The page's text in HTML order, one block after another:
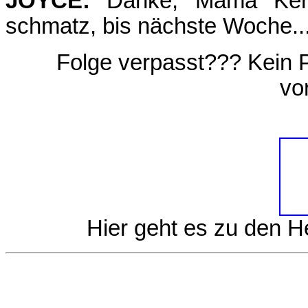
schmatz, bis nächste
Folge verpasst??? Kein
Hier geht es zu den